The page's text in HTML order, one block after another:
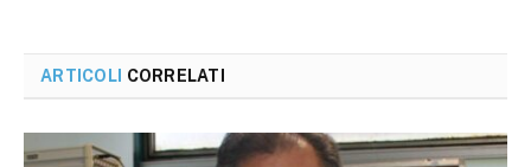
ARTICOLI CORRELATI